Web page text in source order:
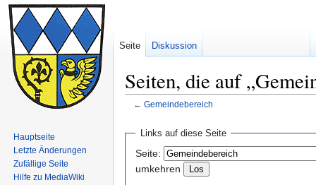
Seiten, die auf
← Gemeindebereich
Navigation
springen
springen
Links auf diese Seite
Seite:
umkehren
Seite Diskussion
Hauptseite
Letzte Änderungen
Zufällige Seite
Hilfe zu MediaWiki